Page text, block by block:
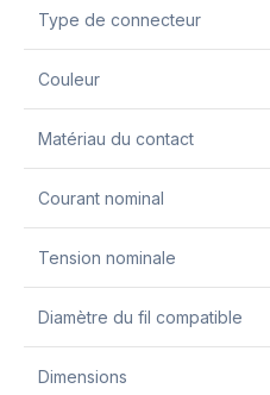
Type de connecteur
Couleur
Matériau du contact
Courant nominal
Tension nominale
Diamètre du fil compatible
Dimensions